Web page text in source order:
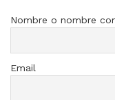
Nombre o nombre
Email